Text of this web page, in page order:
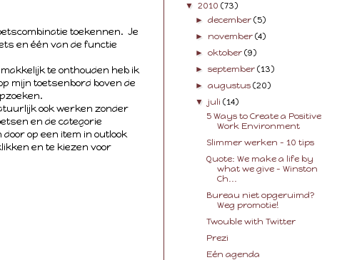
toekennen. Je
en één van de functie
te onthouden heb ik
mijn toetsenbord boven de
ook werken zonder
en de categorie
door op een item in outlook
en te kiezen voor
▼ 2010 (73)
►december(5)
► november(4)
►oktober(9)
►september(13)
►augustus(20)
▼juli(14)
5 Ways to Create a Positive
Work Environment
Slimmer werken – 10 tips
Quote: We make a life by
what we give - Winston
Ch...
Bureau niet opgeruimd?
Weg promotie!
Twouble with Twitter
Prezi
Eén agenda